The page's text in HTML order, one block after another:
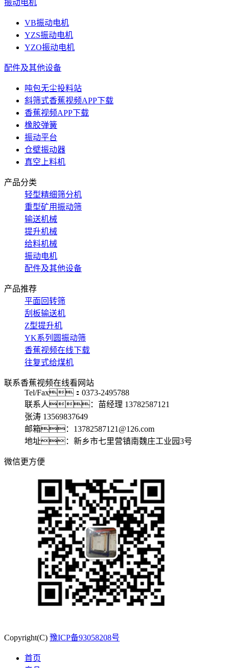
振动电机
VB振动电机
YZS振动电机
YZO振动电机
配件及其他设备
吨包无尘投料站
斜筛式香蕉视频APP下载
香蕉视频APP下载
橡胶弹簧
振动平台
仓壁振动器
真空上料机
产品分类
轻型精细筛分机
重型矿用振动筛
输送机械
提升机械
给料机械
振动电机
配件及其他设备
产品推荐
平面回转筛
刮板输送机
Z型提升机
YK系列圆振动筛
香蕉视频在线下载
往复式给煤机
联系香蕉视频在线看网站
Tel/Fax：0373-2495788
联系人：苗经理 13782587121
张涛 13569837649
邮箱：13782587121@126.com
地址：新乡市七里营镇南魏庄工业园3号
微信更方便
Copyright(C) 豫ICP备93058208号
首页